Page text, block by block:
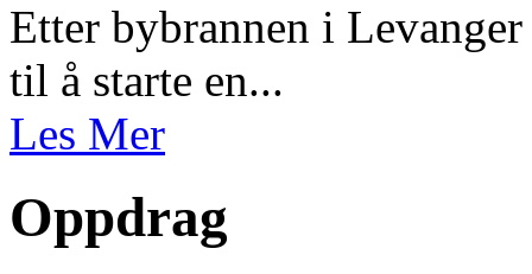
Etter bybrannen i
til å starte en...
Les Mer
Oppdrag